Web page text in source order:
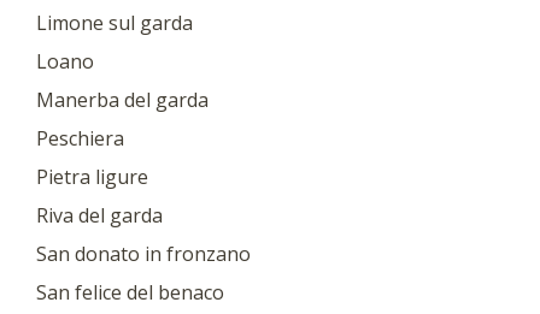
Limone sul garda
Loano
Manerba del garda
Peschiera
Pietra ligure
Riva del garda
San donato in fronzano
San felice del benaco